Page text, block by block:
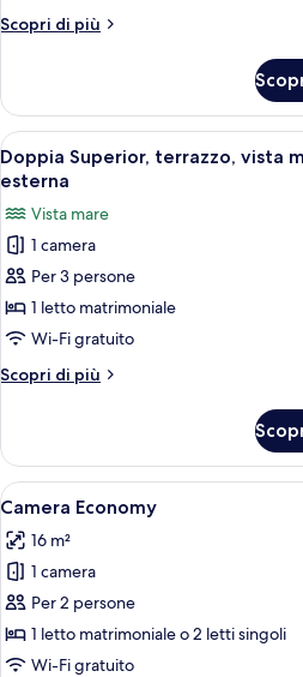
mare
Scopri di più
Altri
Junior,
balcone,
vista
mare
Apri
tutte
foto
per
Doppia
Superior,
terrazzo,
vista
mare,
idromassaggio
esterna
8
Doppia Superior, terrazzo, vista
esterna
Vista mare
1 camera
Per 3 persone
1 letto matrimoniale
Wi-Fi gratuito
Scopri di più
Altri
Superior,
terrazzo,
vista
vasca
idromassaggio
Apri
tutte
le
foto
per
Camera
Economy
2
Camera Economy
16 m²
1 camera
Per 2 persone
1 letto matrimoniale o 2 letti singoli
Wi-Fi gratuito